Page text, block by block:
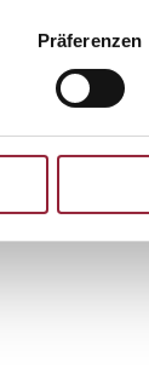
Präferenzen